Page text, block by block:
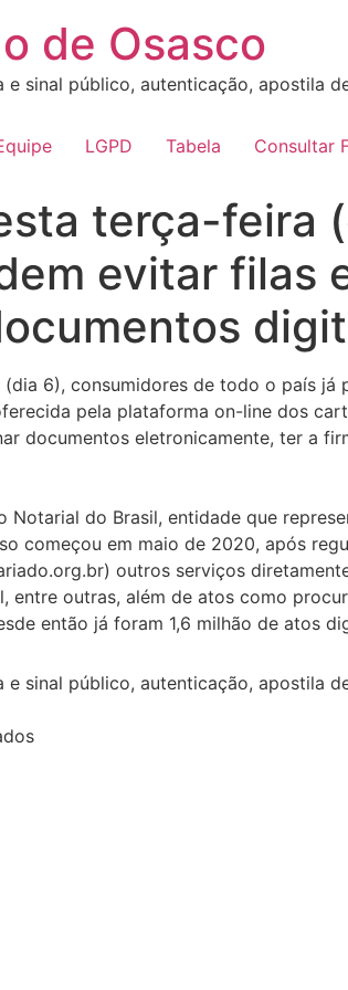
de Osasco
e sinal público, autenticação, apostila
LGPD Tabela Consultar
terça-feira
evitar filas
6), consumidores de todo o país
pela plataforma on-line dos
documentos eletronicamente, ter a
Notarial do Brasil, entidade que
começou em maio de 2020, após
outros serviços
entre outras, além de atos como
então já foram 1,6 milhão de atos
e sinal público, autenticação, apostila